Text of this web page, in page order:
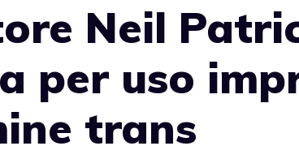
Neil
per uso
trans